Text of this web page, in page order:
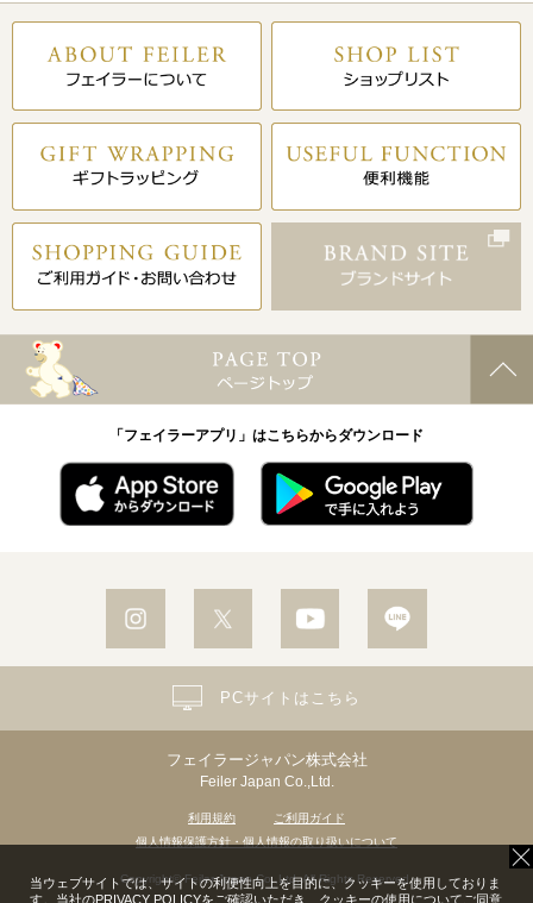
「フェイラーアプリ」はこちらからダウンロード
フェイラージャパン株式会社
Feiler Japan Co.,Ltd.
利用規約
ご利用ガイド
個人情報保護方針・個人情報の取り扱いについて
Copyright© Feiler Japan Co.,Ltd. All Rights Reserved.
PCサイトはこちら
当ウェブサイトでは、サイトの利便性向上を目的に、クッキーを使用しておりま
す。当社のPRIVACY POLICYをご確認いただき、クッキーの使用についてご同意